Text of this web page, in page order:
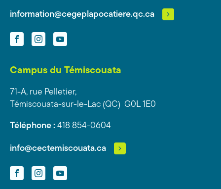
information@cegeplapocatiere.qc.ca
FacebookInstagramYouTube
Campus du Témiscouata
71-A, rue Pelletier,
Témiscouata-sur-le-Lac (QC) G0L 1E0
Téléphone : 418 854-0604
info@cectemiscouata.ca
FacebookInstagramYouTube